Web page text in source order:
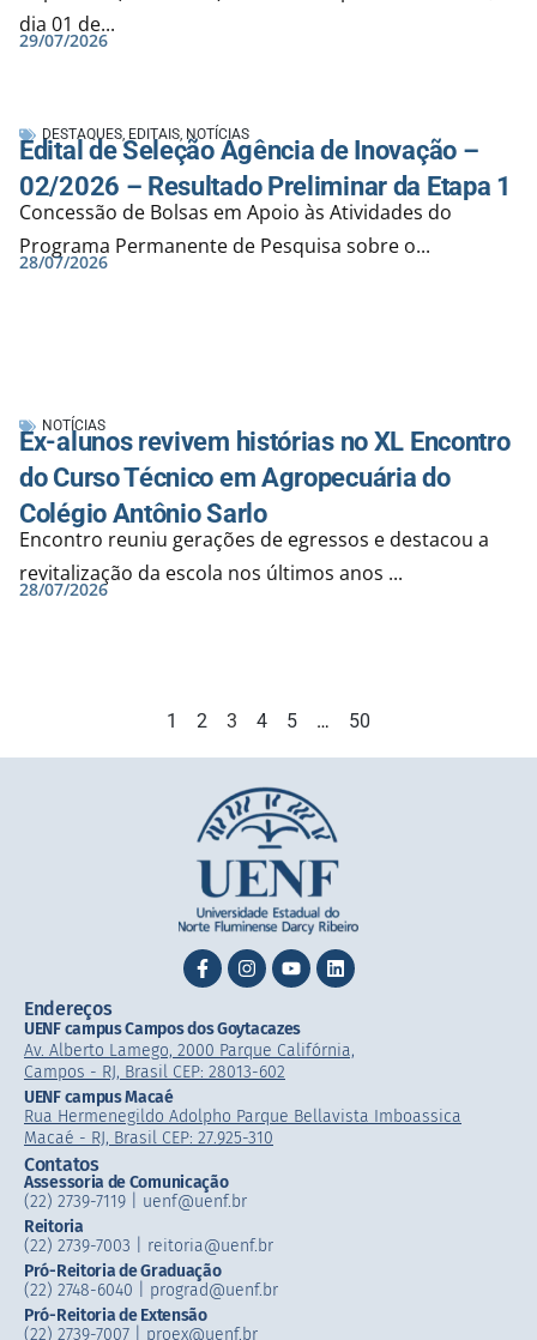
dia 01 de...
29/07/2026
DESTAQUES, EDITAIS, NOTÍCIAS
Edital de Seleção Agência de Inovação –
02/2026 – Resultado Preliminar da Etapa 1
Concessão de Bolsas em Apoio às Atividades do
Programa Permanente de Pesquisa sobre o...
28/07/2026
NOTÍCIAS
Ex-alunos revivem histórias no XL Encontro
do Curso Técnico em Agropecuária do
Colégio Antônio Sarlo
Encontro reuniu gerações de egressos e destacou a
revitalização da escola nos últimos anos ...
28/07/2026
1 2 3 4 5 … 50
Endereços
UENF campus Campos dos Goytacazes
Av. Alberto Lamego, 2000 Parque Califórnia,
Campos - RJ, Brasil CEP: 28013-602
UENF campus Macaé
Rua Hermenegildo Adolpho Parque Bellavista Imboassica
Macaé - RJ, Brasil CEP: 27.925-310
Contatos
Assessoria de Comunicação
(22) 2739-7119 | uenf@uenf.br
Reitoria
(22) 2739-7003 |​ reitoria@uenf.br
Pró-Reitoria de Graduação
(22) 2748-6040 | prograd@uenf.br
Pró-Reitoria de Extensão
(22) 2739-7007​ | proex@uenf.br